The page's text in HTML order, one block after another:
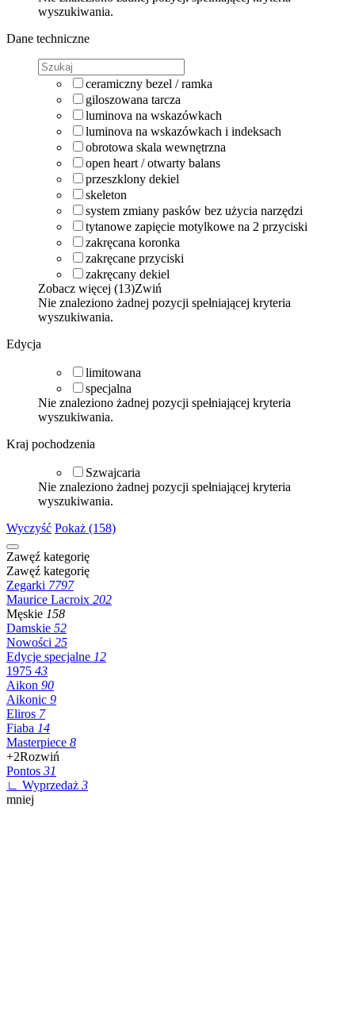
wyszukiwania.
Dane techniczne
ceramiczny bezel / ramka
giloszowana tarcza
luminova na wskazówkach
luminova na wskazówkach i indeksach
obrotowa skala wewnętrzna
open heart / otwarty balans
przeszklony dekiel
skeleton
system zmiany pasków bez użycia narzędzi
tytanowe zapięcie motylkowe na 2 przyciski
zakręcana koronka
zakręcane przyciski
zakręcany dekiel
Zobacz więcej (13)Zwiń
Nie znaleziono żadnej pozycji spełniającej kryteria
wyszukiwania.
Edycja
limitowana
specjalna
Nie znaleziono żadnej pozycji spełniającej kryteria
wyszukiwania.
Kraj pochodzenia
Szwajcaria
Nie znaleziono żadnej pozycji spełniającej kryteria
wyszukiwania.
Wyczyść Pokaż (158)
Zawęź kategorię
Zawęź kategorię
Zegarki 7797
Maurice Lacroix 202
Męskie 158
Damskie 52
Nowości 25
Edycje specjalne 12
1975 43
Aikon 90
Aikonic 9
Eliros 7
Fiaba 14
Masterpiece 8
+2Rozwiń
Pontos 31
∟ Wyprzedaż 3
mniej